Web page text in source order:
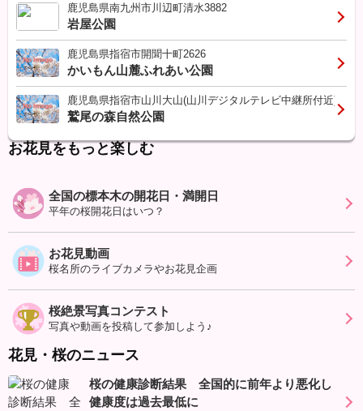
鹿児島県南九州市川辺町清水3882
岩屋公園
鹿児島県指宿市開聞十町2626
かいもん山麓ふれあい公園
鹿児島県指宿市山川大山(山川デジタルテレビ中継所付近)
鷲尾の森自然公園
お花見をもっと楽しむ
全国の標本木の開花日・満開日
平年の桜開花日はいつ？
お花見動画
桜名所のライブカメラやお花見企画
桜絶景写真コンテスト
写真や動画を投稿して参加しよう♪
花見・桜のニュース
桜の健康診断結果 全国的に前年より悪化し
健康度は過去最低に